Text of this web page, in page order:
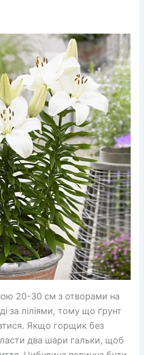
20-30 см з отворами на
за ліліями, тому що ґрунт
Якщо горщик без
два шари гальки, щоб